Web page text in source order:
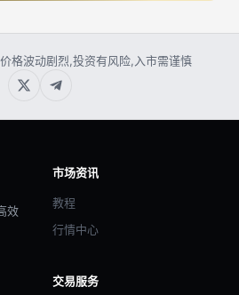
格波动剧烈,投资有风险,入市需谨慎
效
市场资讯
教程
行情中心
交易服务